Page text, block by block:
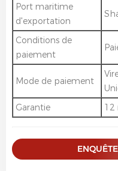
Port maritime
d'exportation
Conditions de
paiement
Mode de paiement
Garantie
12